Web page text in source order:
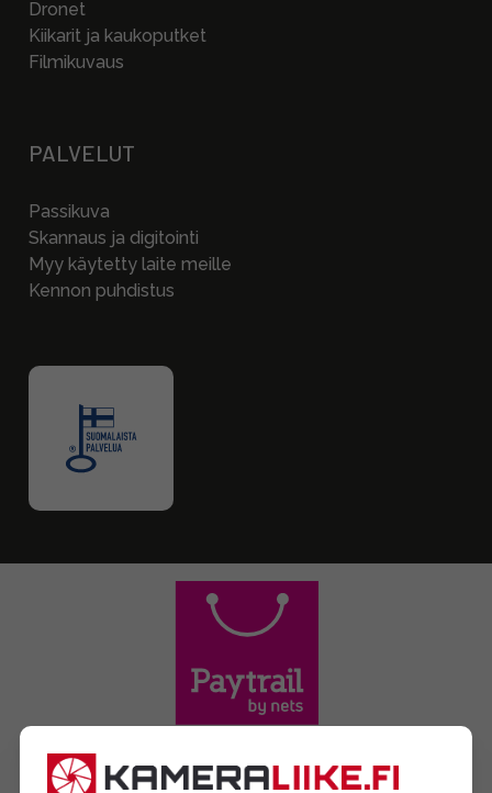
Dronet
Kiikarit ja kaukoputket
Filmikuvaus
PALVELUT
Passikuva
Skannaus ja digitointi
Myy käytetty laite meille
Kennon puhdistus